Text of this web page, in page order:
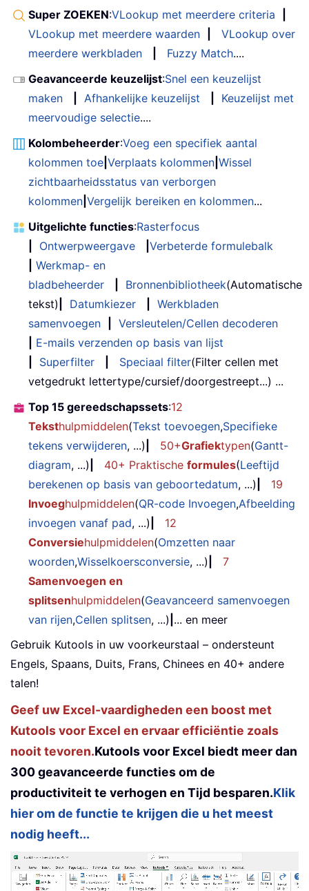
Super ZOEKEN:VLookup met meerdere criteria
VLookup met meerdere waarden
VLookup over
meerdere werkbladen
Fuzzy Match....
Geavanceerde keuzelijst:Snel een keuzelijst
maken
Afhankelijke keuzelijst
Keuzelijst met
meervoudige selectie....
Kolombeheerder:Voeg een specifiek aantal
kolommen toe Verplaats kolommen Wissel
zichtbaarheidsstatus van verborgen
kolommen Vergelijk bereiken en kolommen...
Uitgelichte functies:Rasterfocus
Ontwerpweergave
Verbeterde formulebalk
Werkmap- en
bladbeheerder
Bronnenbibliotheek(Automatische
tekst)
Datumkiezer
Werkbladen
samenvoegen
Versleutelen/Cellen decoderen
E-mails verzenden op basis van lijst
Superfilter Speciaal filter(Filter cellen met
vetgedrukt lettertype/cursief/doorgestreept...) ...
Top 15 gereedschapssets:12
Teksthulpmiddelen(Tekst toevoegen,Specifieke
tekens verwijderen, ...) 50+Grafiektypen(Gantt-
diagram, ...) 40+ Praktische formules(Leeftijd
berekenen op basis van geboortedatum, ...)
19
Invoeghulpmiddelen(QR-code Invoegen,Afbeelding
invoegen vanaf pad, ...)
12
Conversiehulpmiddelen(Omzetten naar
woorden,Wisselkoersconversie, ...)
7
Samenvoegen en
splitsenhulpmiddelen(Geavanceerd samenvoegen
van rijen,Cellen splitsen, ...) ... en meer
Gebruik Kutools in uw voorkeurstaal – ondersteunt
Engels, Spaans, Duits, Frans, Chinees en 40+ andere
talen!
Geef uw Excel-vaardigheden een boost met
Kutools voor Excel en ervaar efficiëntie zoals
nooit tevoren.Kutools voor Excel biedt meer dan
300 geavanceerde functies om de
productiviteit te verhogen en Tijd besparen.Klik
hier om de functie te krijgen die u het meest
nodig heeft...